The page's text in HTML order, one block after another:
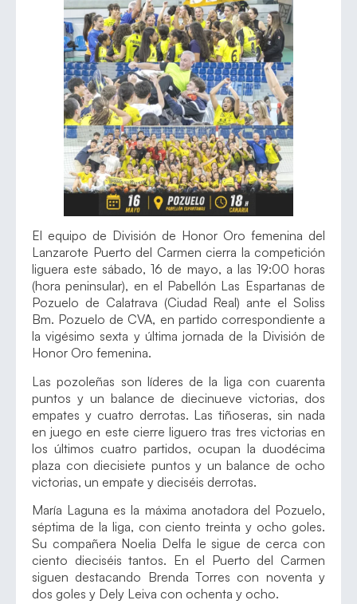
El equipo de División de Honor Oro femenina del
Lanzarote Puerto del Carmen cierra la competición
liguera este sábado, 16 de mayo, a las 19:00 horas
(hora peninsular), en el Pabellón Las Espartanas de
Pozuelo de Calatrava (Ciudad Real) ante el Soliss
Bm. Pozuelo de CVA, en partido correspondiente a
la vigésimo sexta y última jornada de la División de
Honor Oro femenina.
Las pozoleñas son líderes de la liga con cuarenta
puntos y un balance de diecinueve victorias, dos
empates y cuatro derrotas. Las tiñoseras, sin nada
en juego en este cierre liguero tras tres victorias en
los últimos cuatro partidos, ocupan la duodécima
plaza con diecisiete puntos y un balance de ocho
victorias, un empate y dieciséis derrotas.
María Laguna es la máxima anotadora del Pozuelo,
séptima de la liga, con ciento treinta y ocho goles.
Su compañera Noelia Delfa le sigue de cerca con
ciento dieciséis tantos. En el Puerto del Carmen
siguen destacando Brenda Torres con noventa y
dos goles y Dely Leiva con ochenta y ocho.